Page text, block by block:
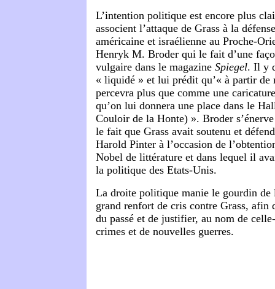
L’intention politique est encore plus
associent l’attaque de Grass à la
américaine et israélienne au Proche-
Henryk M. Broder qui le fait d’une
vulgaire dans le magazine Spiegel. Il y
« liquidé » et lui prédit qu’« à partir de
percevra plus que comme une
qu’on lui donnera une place dans le
Couloir de la Honte) ». Broder
le fait que Grass avait soutenu et
Harold Pinter à l’occasion de
Nobel de littérature et dans lequel il
la politique des Etats-Unis.
La droite politique manie le gourdin de
grand renfort de cris contre Grass, afin
du passé et de justifier, au nom de
crimes et de nouvelles guerres.